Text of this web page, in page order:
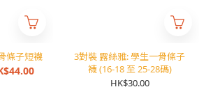
條子短襪
3對裝 露絲雅: 學生一骨條子
襪 (16-18 至 25-28碼)
HK$30.00